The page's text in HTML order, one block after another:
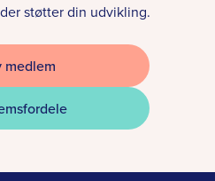
støtter din udvikling.
medlem